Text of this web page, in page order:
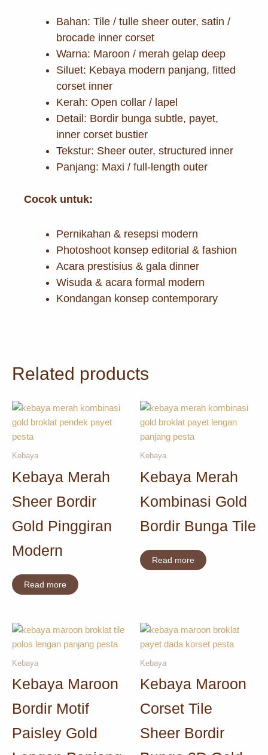
Bahan: Tile / tulle sheer outer, satin /
brocade inner corset
Warna: Maroon / merah gelap deep
Siluet: Kebaya modern panjang, fitted
corset inner
Kerah: Open collar / lapel
Detail: Bordir bunga subtle, payet,
inner corset bustier
Tekstur: Sheer outer, structured inner
Panjang: Maxi / full-length outer
Cocok untuk:
Pernikahan & resepsi modern
Photoshoot konsep editorial & fashion
Acara prestisius & gala dinner
Wisuda & acara formal modern
Kondangan konsep contemporary
Related products
Kebaya
Kebaya Merah
Sheer Bordir
Gold Pinggiran
Modern
Read more
Kebaya
Kebaya Merah
Kombinasi Gold
Bordir Bunga Tile
Read more
Kebaya
Kebaya Maroon
Bordir Motif
Paisley Gold
Kebaya
Kebaya Maroon
Corset Tile
Sheer Bordir